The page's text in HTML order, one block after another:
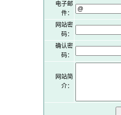
电子邮
件：
网站密
码：
确认密
码：
网站简
介：